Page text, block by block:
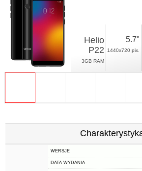
Helio
P22
3GB RAM
5.7"
1440x720 pix.
WERSJE
DATA WYDANIA